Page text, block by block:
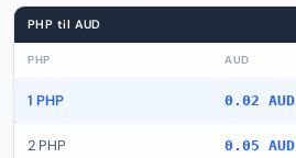
PHP til AUD
PHP AUD
1 PHP 0.02 AUD
2 PHP 0.05 AUD